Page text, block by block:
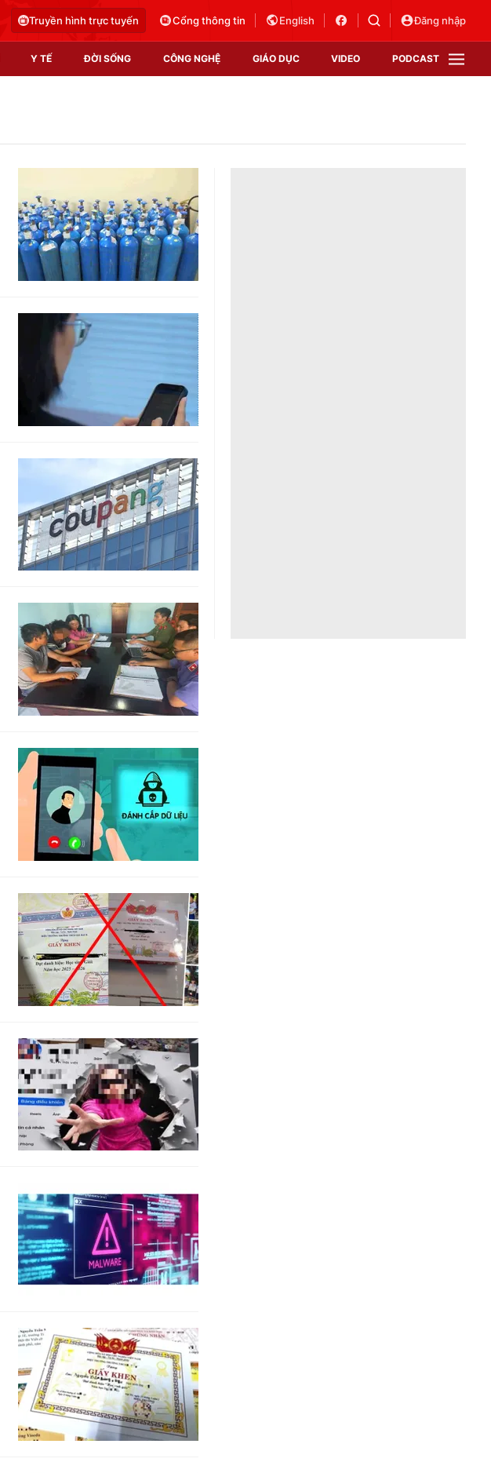
Truyền hình trực tuyến Cổng thông tin English Đăng nhập
Y TẾ ĐỜI SỐNG CÔNG NGHỆ GIÁO DỤC VIDEO PODCAST
Shorts video
Podcast
EMagazine
Photo
Infographic
Góc ảnh
Công nghệ
Hitech Công nghệ tương lai
Sản phẩm
Thị trường
Tư vấn
VTV Sức khoẻ